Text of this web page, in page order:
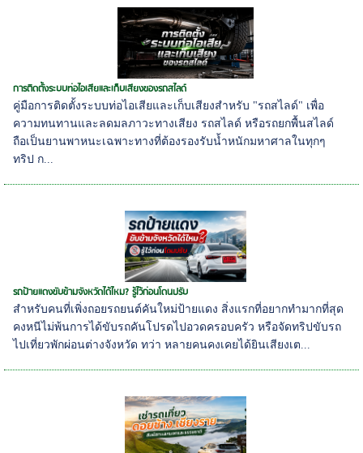
การติดตั้งระบบท่อไอเสียและเก็บเสียงของรถสไลด์
คู่มือการติดตั้งระบบท่อไอเสียและเก็บเสียงสำหรับ "รถสไลด์" เพื่อ
ความทนทานและลดมลภาวะทางเสียง รถสไลด์ หรือรถยกพื้นสไลด์
ถือเป็นยานพาหนะเฉพาะทางที่ต้องรองรับน้ำหนักมหาศาลในทุกๆ
ทริป ก...
รถป้ายแดงขับข้ามจังหวัดได้ไหม? รู้ไว้ก่อนโดนปรับ
สำหรับคนที่เพิ่งถอยรถยนต์คันใหม่ป้ายแดง สิ่งแรกที่อยากทำมากที่สุด
คงหนีไม่พ้นการได้ขับรถคันโปรดไปอวดครอบครัว หรือจัดทริปขับรถ
ไปเที่ยวพักผ่อนต่างจังหวัด ทว่า หลายคนคงเคยได้ยินเสียงเต...